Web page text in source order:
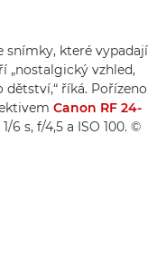
snímky, které vypadají
„nostalgický vzhled,
říká. Pořízeno
Canon RF 24-
6 s, f/4,5 a ISO 100. ©